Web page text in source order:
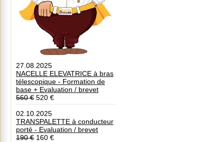
27.08.2025
NACELLE ELEVATRICE à bras
télescopique - Formation de
base + Evaluation / brevet
560 € 520 €
02.10.2025
TRANSPALETTE à conducteur
porté - Evaluation / brevet
190 € 160 €